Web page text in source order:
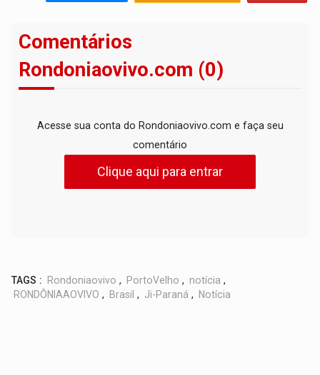
Comentários
Rondoniaovivo.com (0)
Acesse sua conta do Rondoniaovivo.com e faça seu
comentário
Clique aqui para entrar
TAGS : Rondoniaovivo , PortoVelho , notícia ,
RONDÔNIAAOVIVO , Brasil , Ji-Paraná , Notícia